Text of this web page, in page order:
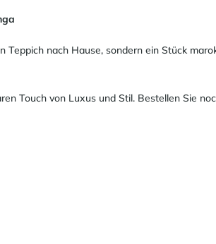
Teppich nach Hause, sondern ein Stück
Touch von Luxus und Stil. Bestellen Sie